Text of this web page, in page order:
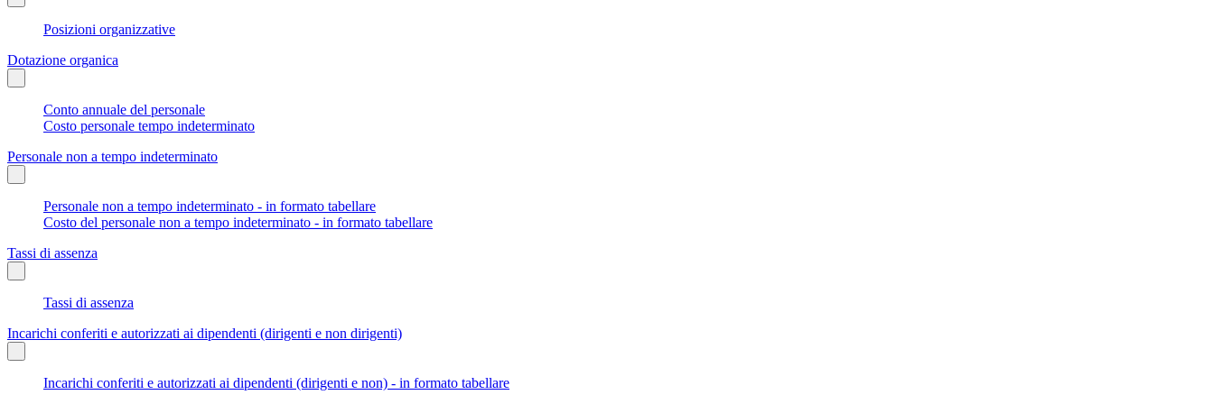
Posizioni organizzative
Dotazione organica
Conto annuale del personale
Costo personale tempo indeterminato
Personale non a tempo indeterminato
Personale non a tempo indeterminato - in formato tabellare
Costo del personale non a tempo indeterminato - in formato tabellare
Tassi di assenza
Tassi di assenza
Incarichi conferiti e autorizzati ai dipendenti (dirigenti e non dirigenti)
Incarichi conferiti e autorizzati ai dipendenti (dirigenti e non) - in formato tabellare